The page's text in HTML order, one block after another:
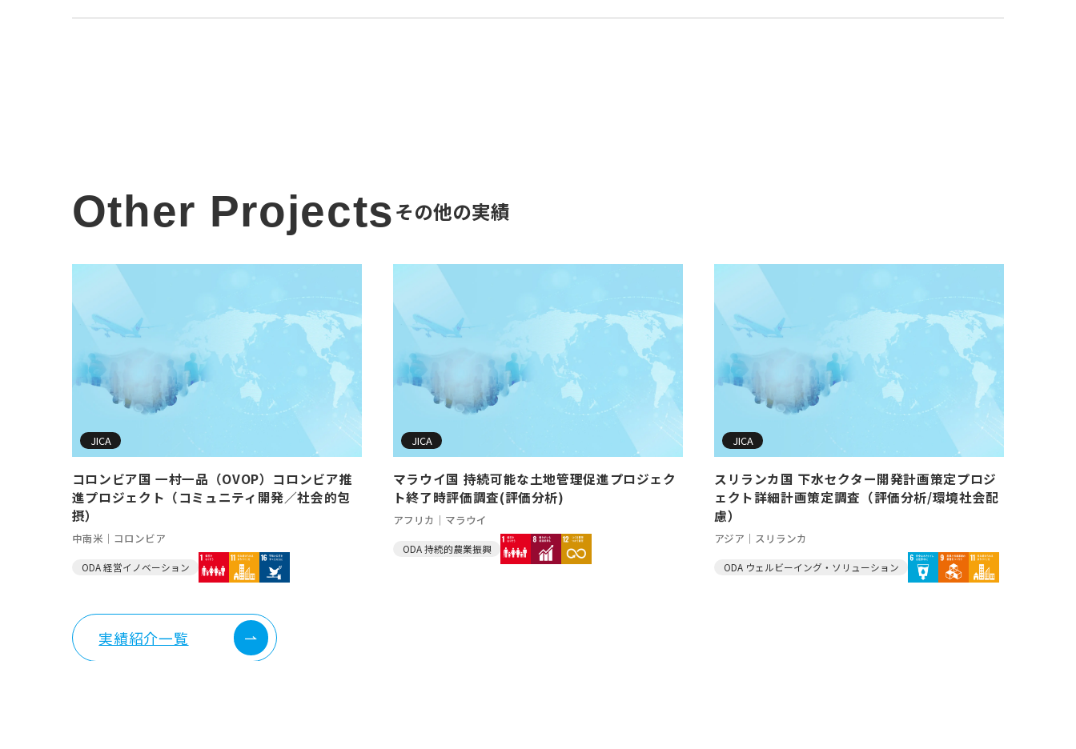
Other Projectsその他の実績
JICA
コロンビア国 一村一品（OVOP）コロンビア推
進プロジェクト（コミュニティ開発／社会的包
摂）
中南米｜コロンビア
ODA 経営イノベーション
JICA
マラウイ国 持続可能な土地管理促進プロジェク
ト終了時評価調査(評価分析)
アフリカ｜マラウイ
ODA 持続的農業振興
JICA
スリランカ国 下水セクター開発計画策定プロジ
ェクト詳細計画策定調査（評価分析/環境社会配
慮）
アジア｜スリランカ
ODA ウェルビーイング・ソリューション
実績紹介一覧